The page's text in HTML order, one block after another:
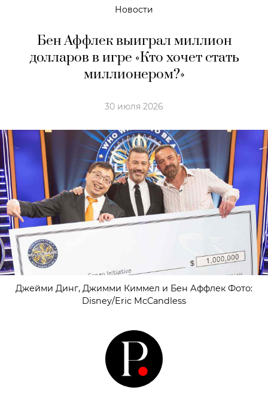
Новости
Бен Аффлек выиграл миллион
долларов в игре «Кто хочет стать
миллионером?»
30 июля 2026
Джейми Динг, Джимми Киммел и Бен Аффлек Фото:
Disney/Eric McCandless